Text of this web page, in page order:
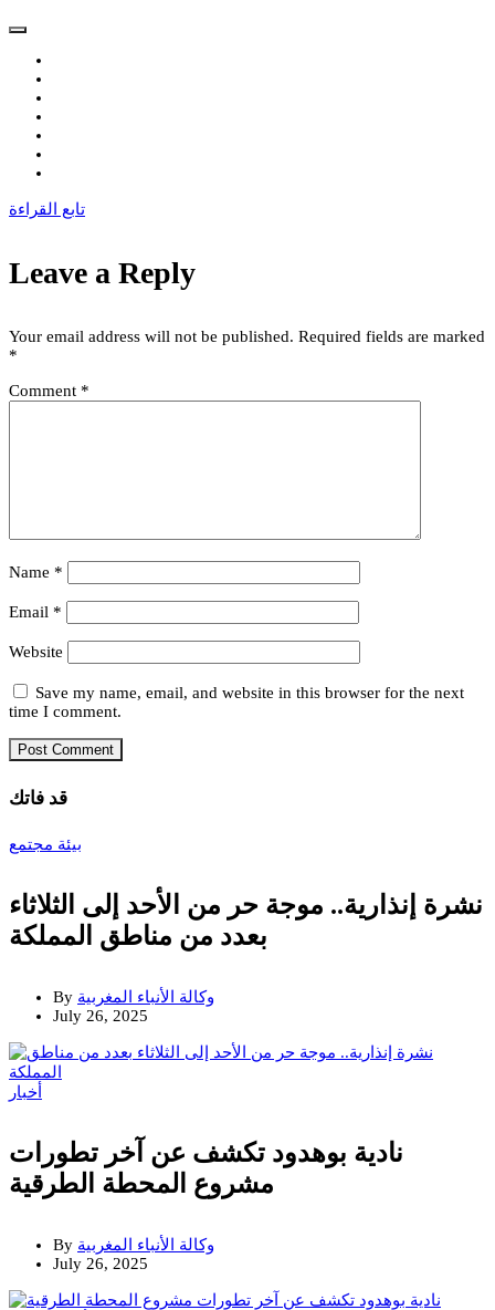
تابع القراءة
Leave a Reply
Your email address will not be published. Required fields are marked
*
Comment *
Name *
Email *
Website
Save my name, email, and website in this browser for the next
time I comment.
قد فاتك
بيئة مجتمع
نشرة إنذارية.. موجة حر من الأحد إلى الثلاثاء
بعدد من مناطق المملكة
By وكالة الأنباء المغربية
July 26, 2025
أخبار
نادية بوهدود تكشف عن آخر تطورات
مشروع المحطة الطرقية
By وكالة الأنباء المغربية
July 26, 2025